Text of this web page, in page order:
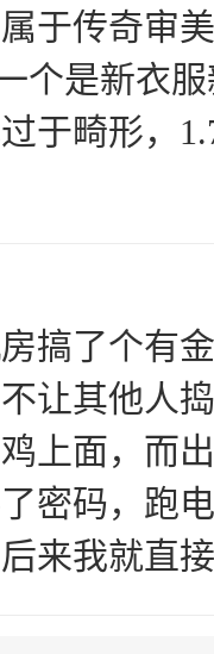
于传奇审
个是新衣
于畸形，
搞了个有
让其他人
上面，而
密码，跑
来我就直